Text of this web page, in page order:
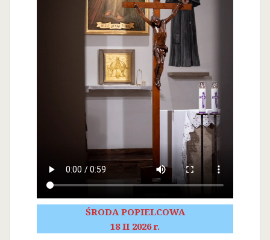
ŚRODA POPIELCOWA
18 II 2026 r.